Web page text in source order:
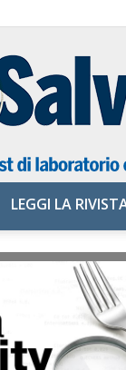
LEGGI LA